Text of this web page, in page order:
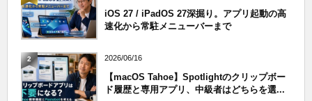
iOS 27 / iPadOS 27深掘り。アプリ起動の高
速化から常駐メニューバーまで
2 2026/06/16
【macOS Tahoe】Spotlightのクリップボー
ド履歴と専用アプリ、中級者はどちらを選...